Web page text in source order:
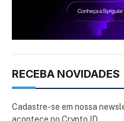
RECEBA NOVIDADES
Cadastre-se em nossa
acontece no Crypto ID.